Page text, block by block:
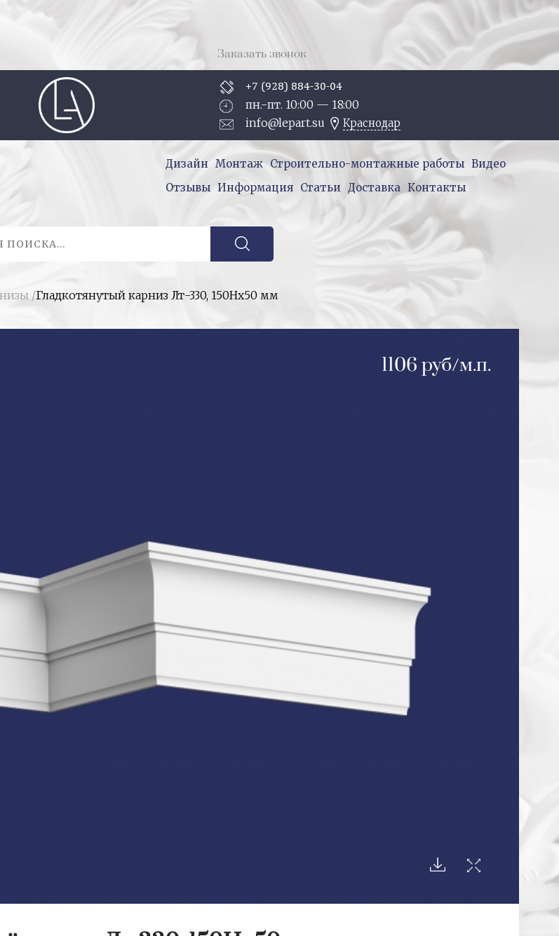
Заказать звонок
+7 (928) 884-30-04
пн.-пт. 10:00 — 18:00
info@lepart.su
Краснодар
Дизайн Монтаж Строительно-монтажные работы Видео
Отзывы Информация Статьи Доставка Контакты
/Гладкотянутый карниз Лт-330, 150Hx50 мм
1106 руб/м.п.